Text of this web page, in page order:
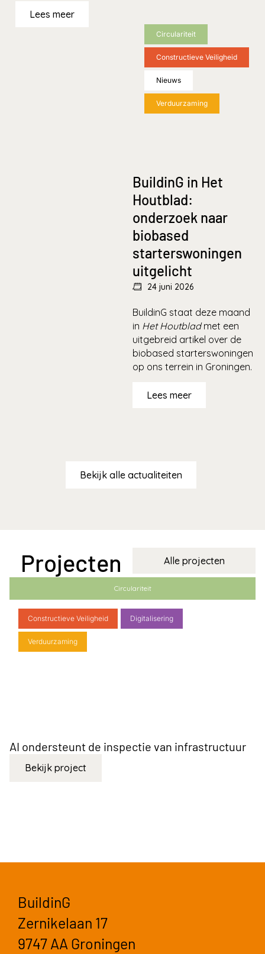
Lees meer
Circulariteit
Constructieve Veiligheid
Nieuws
Verduurzaming
BuildinG in Het
Houtblad:
onderzoek naar
biobased
starterswoningen
uitgelicht
24 juni 2026
BuildinG staat deze maand
in Het Houtbladmet een
uitgebreid artikel over de
biobased starterswoningen
op ons terrein in Groningen.
Lees meer
Bekijk alle actualiteiten
Projecten Alle projecten
Circulariteit
Constructieve Veiligheid Digitalisering
Verduurzaming
AI ondersteunt de inspectie van infrastructuur
Bekijk project
BuildinG
Zernikelaan 17
9747 AA Groningen